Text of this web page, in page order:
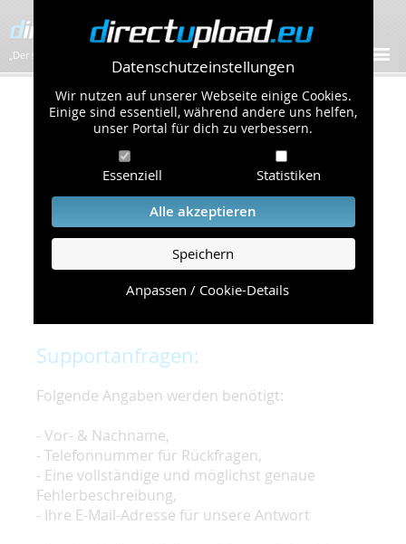
Datenschutzeinstellungen
Wir nutzen auf unserer Webseite einige Cookies.
Einige sind essentiell, während andere uns helfen,
unser Portal für dich zu verbessern.
Essenziell Statistiken
Alle akzeptieren
Speichern
Anpassen / Cookie-Details
„Der schnellste Bilder-Hoster im Web!”
Kontakt & Support
Um eine schnelle und unkomplizierte
Bearbeitung Ihres Problems zu gewährleisten,
bitten wir Sie,
folgende Punkte zu beachten und einzuhalten.
Die schnellste Hilfe finden Sie auf unserer
Seite, die die häufig gestellten Fragen
Supportanfragen:
Folgende Angaben werden benötigt:
- Vor- & Nachname,
- Telefonnummer für Rückfragen,
- Eine vollständige und möglichst genaue
Fehlerbeschreibung,
- Ihre E-Mail-Adresse für unsere Antwort